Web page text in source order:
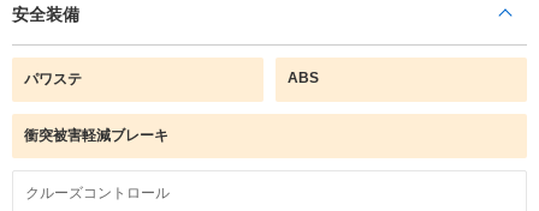
安全装備
パワステ ABS
衝突被害軽減ブレーキ
クルーズコントロール